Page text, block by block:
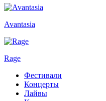
Avantasia
Rage
Фестивали
Концерты
Лайвы